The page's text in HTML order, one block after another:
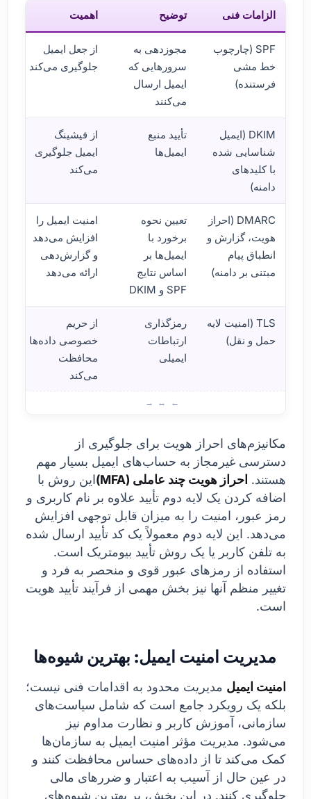
الزامات فنی توضیح اهمیت
SPF (چارچوب
خط مشی
فرستنده)
مجوزدهی به
سرورهایی که
ایمیل ارسال
می‌کنند
از جعل ایمیل
جلوگیری می‌کند
DKIM (ایمیل
شناسایی شده
با کلیدهای
دامنه)
تأیید منبع
ایمیل‌ها
از فیشینگ
ایمیل جلوگیری
می‌کند
DMARC (احراز
هویت، گزارش و
انطباق پیام
مبتنی بر دامنه)
تعیین نحوه
برخورد با
ایمیل‌ها بر
اساس نتایج
SPF و DKIM
امنیت ایمیل را
افزایش می‌دهد
و گزارش‌دهی
ارائه می‌دهد
TLS (امنیت لایه
حمل و نقل)
رمزگذاری
ارتباطات
ایمیلی
از حریم
خصوصی داده‌ها
محافظت
می‌کند
مکانیزم‌های احراز هویت برای جلوگیری از
دسترسی غیرمجاز به حساب‌های ایمیل بسیار مهم
هستند. احراز هویت چند عاملی (MFA)
این روش با
اضافه کردن یک لایه دوم تأیید علاوه بر نام کاربری و
رمز عبور، امنیت را به میزان قابل توجهی افزایش
می‌دهد. این لایه دوم معمولاً یک کد تأیید ارسال شده
به تلفن کاربر یا یک روش تأیید بیومتریک است.
استفاده از رمزهای عبور قوی و منحصر به فرد و
تغییر منظم آنها نیز بخش مهمی از فرآیند تأیید هویت
است.
مدیریت امنیت ایمیل: بهترین شیوه‌ها
امنیت ایمیل مدیریت محدود به اقدامات فنی نیست؛
بلکه یک رویکرد جامع است که شامل سیاست‌های
سازمانی، آموزش کاربر و نظارت مداوم نیز
می‌شود. مدیریت مؤثر امنیت ایمیل به سازمان‌ها
کمک می‌کند تا از داده‌های حساس محافظت کنند و
در عین حال از آسیب به اعتبار و ضررهای مالی
جلوگیری کنند. در این بخش، بر بهترین شیوه‌های